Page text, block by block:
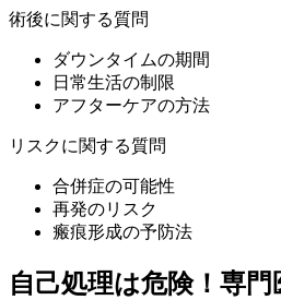
術後に関する質問
ダウンタイムの期間
日常生活の制限
アフターケアの方法
リスクに関する質問
合併症の可能性
再発のリスク
瘢痕形成の予防法
自己処理は危険！専